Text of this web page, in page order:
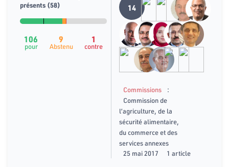
présents (58)
106
pour
9
Abstenu
1
contre
14
Commissions :
Commission de
l’agriculture, de la
sécurité alimentaire,
du commerce et des
services annexes
25 mai 2017
1 article